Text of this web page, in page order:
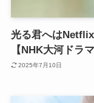
光る君へは
【NHK大河ドラマ
2025年7月10日